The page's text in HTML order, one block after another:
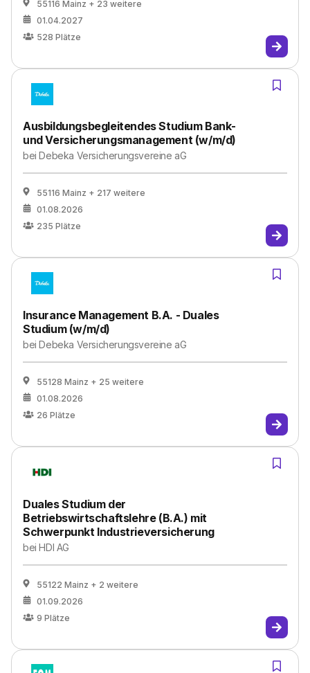
55116 Mainz + 23 weitere
01.04.2027
528 Plätze
Ausbildungsbegleitendes Studium Bank-
und Versicherungsmanagement (w/m/d)
beiDebeka Versicherungsvereine aG
55116 Mainz + 217 weitere
01.08.2026
235 Plätze
Insurance Management B.A. - Duales
Studium (w/m/d)
beiDebeka Versicherungsvereine aG
55128 Mainz + 25 weitere
01.08.2026
26 Plätze
Duales Studium der
Betriebswirtschaftslehre (B.A.) mit
Schwerpunkt Industrieversicherung
beiHDI AG
55122 Mainz + 2 weitere
01.09.2026
9 Plätze